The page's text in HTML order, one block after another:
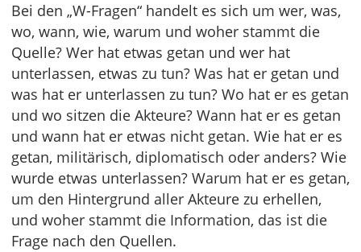
Bei den „W-Fragen“ handelt es sich um wer, was,
wo, wann, wie, warum und woher stammt die
Quelle? Wer hat etwas getan und wer hat
unterlassen, etwas zu tun? Was hat er getan und
was hat er unterlassen zu tun? Wo hat er es getan
und wo sitzen die Akteure? Wann hat er es getan
und wann hat er etwas nicht getan. Wie hat er es
getan, militärisch, diplomatisch oder anders? Wie
wurde etwas unterlassen? Warum hat er es getan,
um den Hintergrund aller Akteure zu erhellen,
und woher stammt die Information, das ist die
Frage nach den Quellen.